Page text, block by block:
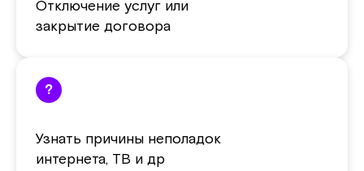
Отключение услуг или
закрытие договора
?
Узнать причины неполадок
интернета, ТВ и др